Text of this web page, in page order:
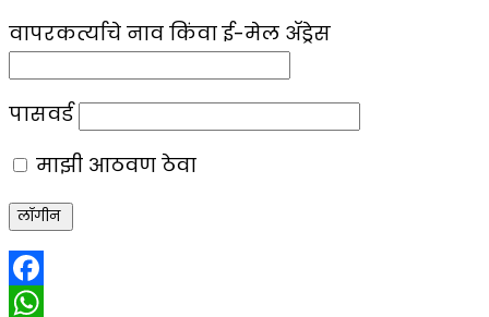
वापरकर्त्याचे नाव किंवा ई-मेल ॲड्रेस
पासवर्ड
माझी आठवण ठेवा
Facebook